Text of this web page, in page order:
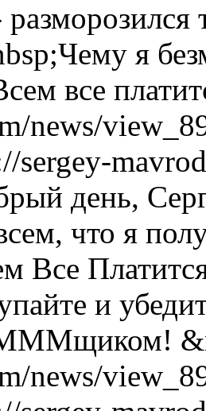
я
все
news/
sergey-
день,
что я
Все
и
news/